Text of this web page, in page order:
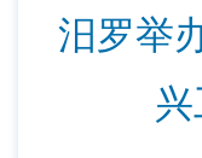
汨罗举